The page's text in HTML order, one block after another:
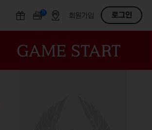
N OFF회원가입 로그인